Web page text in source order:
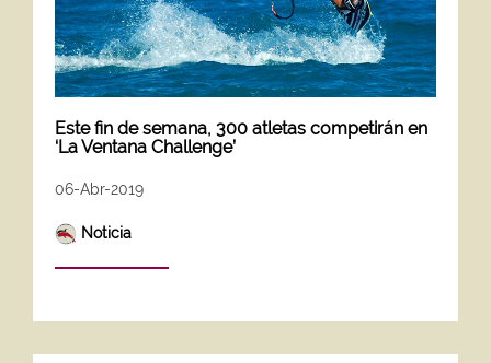
Este fin de semana, 300 atletas competirán en
‘La Ventana Challenge’
06-Abr-2019
Noticia